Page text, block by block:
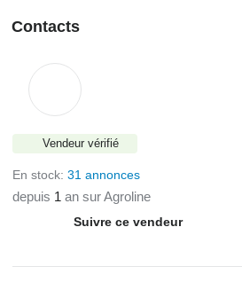
Contacts
Vendeur vérifié
En stock: 31 annonces
depuis 1 an sur Agroline
Suivre ce vendeur